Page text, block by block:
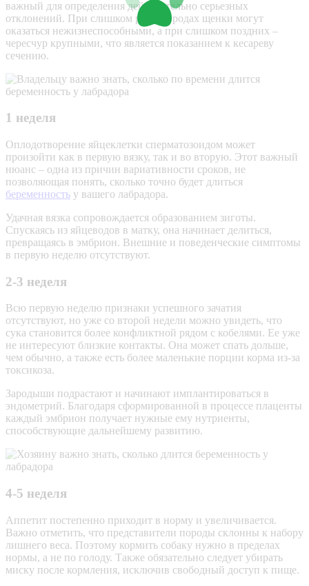
важный для определения действительно серьезных
отклонений. При слишком ранних родах щенки могут
оказаться нежизнеспособными, а при слишком поздних –
чересчур крупными, что является показанием к кесареву
сечению.
1 неделя
Оплодотворение яйцеклетки сперматозоидом может
произойти как в первую вязку, так и во вторую. Этот важный
нюанс – одна из причин вариативности сроков, не
позволяющая понять, сколько точно будет длиться
беременность у вашего лабрадора.
Удачная вязка сопровождается образованием зиготы.
Спускаясь из яйцеводов в матку, она начинает делиться,
превращаясь в эмбрион. Внешние и поведенческие симптомы
в первую неделю отсутствуют.
2-3 неделя
Всю первую неделю признаки успешного зачатия
отсутствуют, но уже со второй недели можно увидеть, что
сука становится более конфликтной рядом с кобелями. Ее уже
не интересуют близкие контакты. Она может спать дольше,
чем обычно, а также есть более маленькие порции корма из-за
токсикоза.
Зародыши подрастают и начинают имплантироваться в
эндометрий. Благодаря сформированной в процессе плаценты
каждый эмбрион получает нужные ему нутриенты,
способствующие дальнейшему развитию.
4-5 неделя
Аппетит постепенно приходит в норму и увеличивается.
Важно отметить, что представители породы склонны к набору
лишнего веса. Поэтому кормить собаку нужно в пределах
нормы, а не по голоду. Также обязательно следует убирать
миску после кормления, исключив свободный доступ к пище.